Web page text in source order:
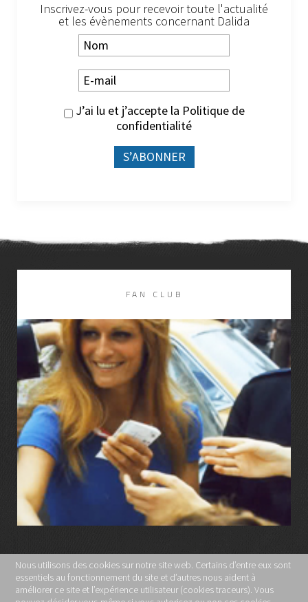
Inscrivez-vous pour recevoir toute l'actualité
et les évènements concernant Dalida
J’ai lu et j’accepte la Politique de
confidentialité
FAN CLUB
LIRE LA SUITE
MENTIONS LÉGALES
Nous utilisons des cookies sur notre site web. Certains d’entre eux sont
essentiels au fonctionnement du site et d’autres nous aident à
améliorer ce site et l’expérience utilisateur (cookies traceurs). Vous